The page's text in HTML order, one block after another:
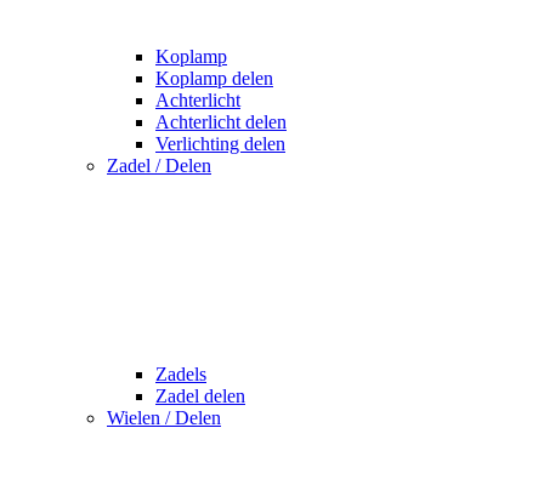
Koplamp
Koplamp delen
Achterlicht
Achterlicht delen
Verlichting delen
Zadel / Delen
Zadels
Zadel delen
Wielen / Delen